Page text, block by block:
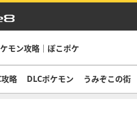
モン攻略｜ぽこポケ
略 DLCポケモン うみぞこの街